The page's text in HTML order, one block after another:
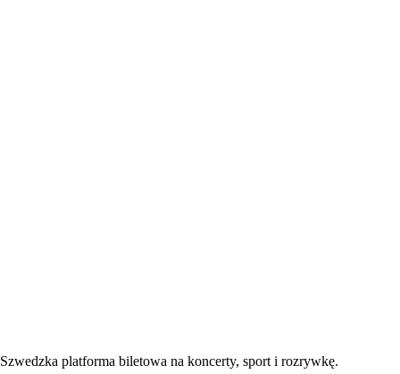
Szwedzka platforma biletowa na koncerty, sport i rozrywkę.